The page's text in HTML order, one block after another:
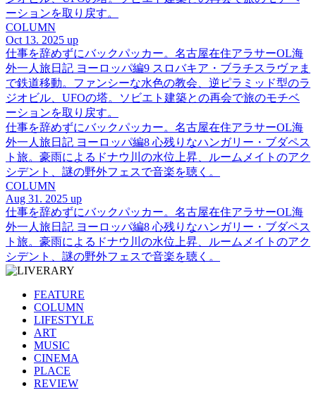
ーションを取り戻す。
COLUMN
Oct 13. 2025 up
仕事を辞めずにバックパッカー。名古屋在住アラサーOL海
外一人旅日記 ヨーロッパ編9 スロバキア・ブラチスラヴァま
で鉄道移動。ファンシーな水色の教会、逆ピラミッド型のラ
ジオビル、UFOの塔。ソビエト建築との再会で旅のモチベ
ーションを取り戻す。
仕事を辞めずにバックパッカー。名古屋在住アラサーOL海
外一人旅日記 ヨーロッパ編8 心残りなハンガリー・ブダペス
ト旅。豪雨によるドナウ川の水位上昇、ルームメイトのアク
シデント、謎の野外フェスで音楽を聴く。
COLUMN
Aug 31. 2025 up
仕事を辞めずにバックパッカー。名古屋在住アラサーOL海
外一人旅日記 ヨーロッパ編8 心残りなハンガリー・ブダペス
ト旅。豪雨によるドナウ川の水位上昇、ルームメイトのアク
シデント、謎の野外フェスで音楽を聴く。
FEATURE
COLUMN
LIFESTYLE
ART
MUSIC
CINEMA
PLACE
REVIEW